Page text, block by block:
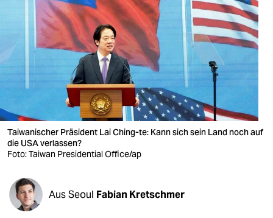
verlag
veranstaltungen
shop
fragen & hilfe
unterstützen
genossenschaft
epaper login
Taiwanischer Präsident Lai Ching-te: Kann sich sein Land noch auf
die USA verlassen?
Foto: Taiwan Presidential Office/ap
Aus Seoul Fabian Kretschmer